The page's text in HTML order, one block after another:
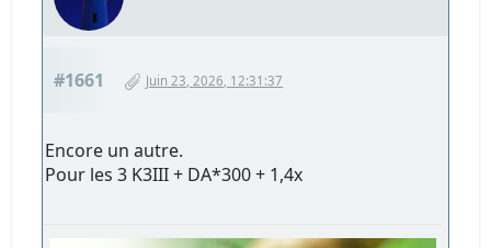
#1661 Juin 23, 2026, 12:31:37
Encore un autre.
Pour les 3 K3III + DA*300 + 1,4x